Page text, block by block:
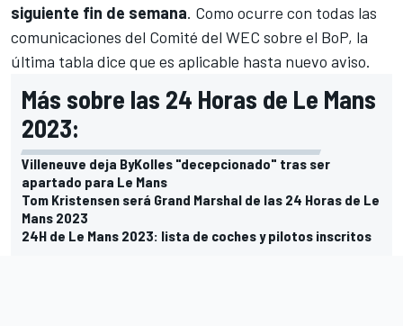
siguiente fin de semana. Como ocurre con todas las
comunicaciones del Comité del WEC sobre el BoP, la
última tabla dice que es aplicable hasta nuevo aviso.
Más sobre las 24 Horas de Le Mans
2023:
Villeneuve deja ByKolles "decepcionado" tras ser
apartado para Le Mans
Tom Kristensen será Grand Marshal de las 24 Horas de Le
Mans 2023
24H de Le Mans 2023: lista de coches y pilotos inscritos